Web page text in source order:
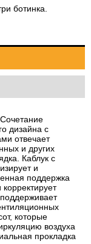
ботинка.
дизайна с
отвечает
и других
Каблук с
и
поддержка
корректирует
которые
воздуха
прокладка